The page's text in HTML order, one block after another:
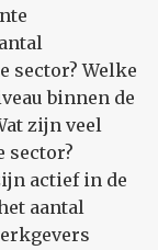
sector? Welke
binnen de
zijn veel
sector?
actief in de
aantal